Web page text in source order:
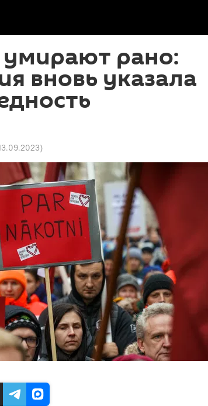
рано:
вновь указала
)